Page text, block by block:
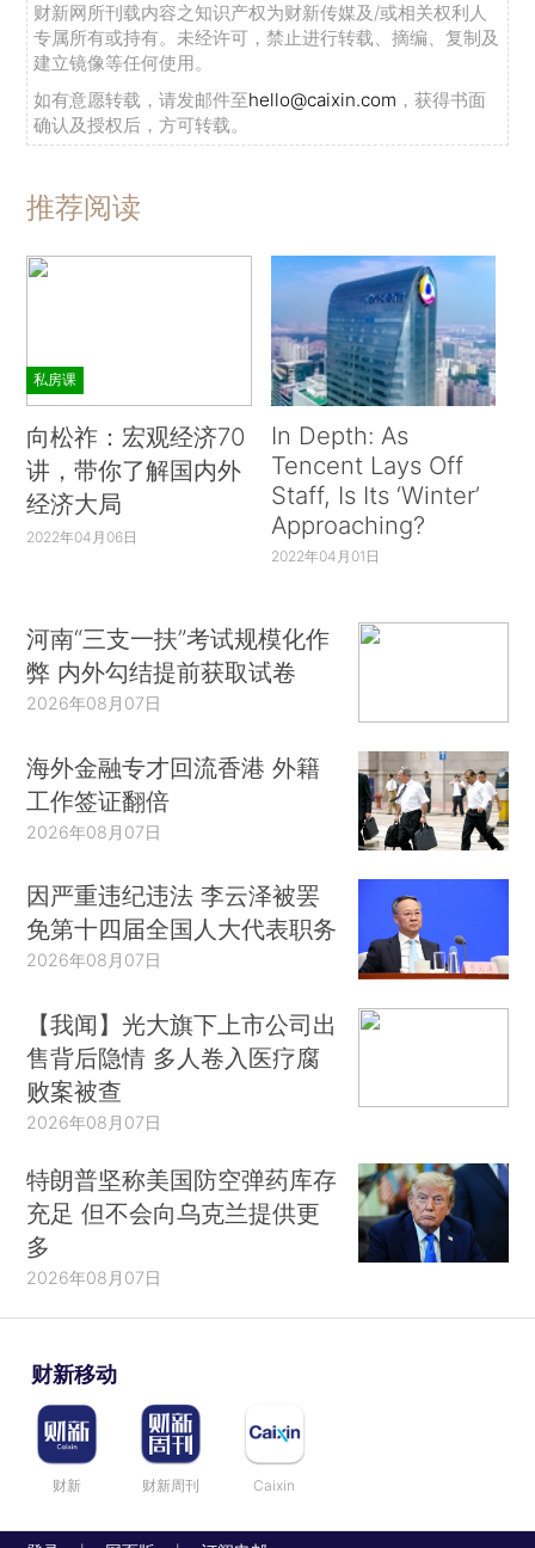
财新网所刊载内容之知识产权为财新传媒及/或相关权利人
专属所有或持有。未经许可，禁止进行转载、摘编、复制及
建立镜像等任何使用。
如有意愿转载，请发邮件至hello@caixin.com ，获得书面
确认及授权后，方可转载。
推荐阅读
私房课
向松祚：宏观经济70
讲，带你了解国内外
经济大局
2022年04月06日
In Depth: As
Tencent Lays Off
Staff, Is Its ‘Winter’
Approaching?
2022年04月01日
河南“三支一扶”考试规模化作
弊 内外勾结提前获取试卷
2026年08月07日
海外金融专才回流香港 外籍
工作签证翻倍
2026年08月07日
因严重违纪违法 李云泽被罢
免第十四届全国人大代表职务
2026年08月07日
【我闻】光大旗下上市公司出
售背后隐情 多人卷入医疗腐
败案被查
2026年08月07日
特朗普坚称美国防空弹药库存
充足 但不会向乌克兰提供更
多
2026年08月07日
财新移动
财新 财新周刊 Caixin